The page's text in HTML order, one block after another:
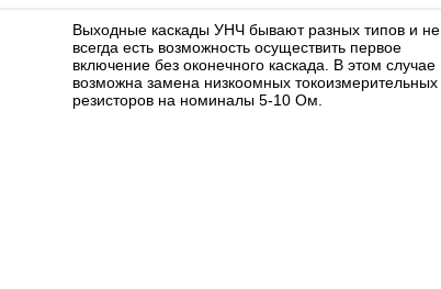
Выходные каскады УНЧ бывают разных типов и не
всегда есть возможность осуществить первое
включение без оконечного каскада. В этом случае
возможна замена низкоомных токоизмерительных
резисторов на номиналы 5-10 Ом.